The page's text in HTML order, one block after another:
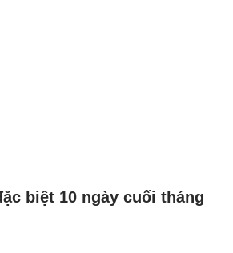
biệt 10 ngày cuối tháng